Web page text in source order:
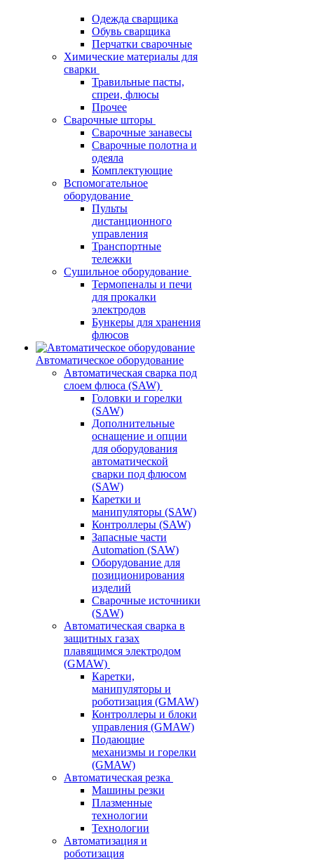
Одежда сварщика
Обувь сварщика
Перчатки сварочные
Химические материалы для
сварки
Травильные пасты,
спреи, флюсы
Прочее
Сварочные шторы
Сварочные занавесы
Сварочные полотна и
одеяла
Комплектующие
Вспомогательное
оборудование
Пульты
дистанционного
управления
Транспортные
тележки
Сушильное оборудование
Термопеналы и печи
для прокалки
электродов
Бункеры для хранения
флюсов
Автоматическое оборудование
Автоматическая сварка под
слоем флюса (SAW)
Головки и горелки
(SAW)
Дополнительные
оснащение и опции
для оборудования
автоматической
сварки под флюсом
(SAW)
Каретки и
манипуляторы (SAW)
Контроллеры (SAW)
Запасные части
Automation (SAW)
Оборудование для
позиционирования
изделий
Сварочные источники
(SAW)
Автоматическая сварка в
защитных газах
плавящимся электродом
(GMAW)
Каретки,
манипуляторы и
роботизация (GMAW)
Контроллеры и блоки
управления (GMAW)
Подающие
механизмы и горелки
(GMAW)
Автоматическая резка
Машины резки
Плазменные
технологии
Технологии
Автоматизация и
роботизация